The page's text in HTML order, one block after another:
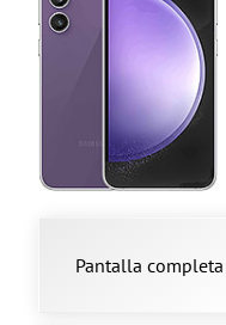
Pantalla completa